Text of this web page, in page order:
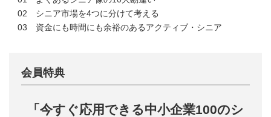
02 シニア市場を4つに分けて考える
03 資金にも時間にも余裕のあるアクティブ・シニア
会員特典
「今すぐ応用できる中小企業100のシ